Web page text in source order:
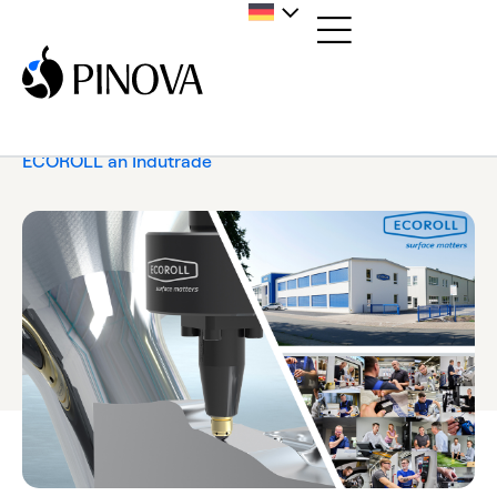
ECOROLL an Indutrade